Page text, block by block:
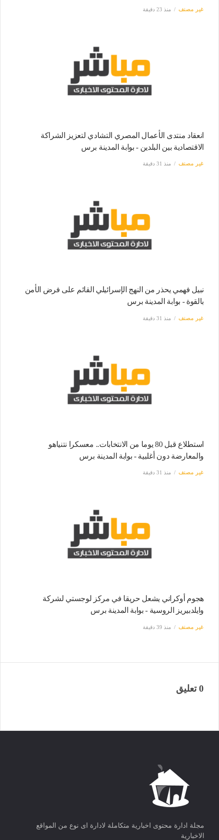
غير مصنف منذ 23 دقيقة
انعقاد منتدى الأعمال المصري التشادي لتعزيز الشراكة
الاقتصادية بين البلدين - بوابة المدينة برس
غير مصنف منذ 31 دقيقة
نبيل فهمي يحذر من النهج الإسرائيلي القائم على فرض الأمن
بالقوة - بوابة المدينة برس
غير مصنف منذ 31 دقيقة
استطلاع قبل 80 يوما من الانتخابات.. معسكرا نتنياهو
والمعارضة دون أغلبية - بوابة المدينة برس
غير مصنف منذ 31 دقيقة
هجوم أوكراني يشعل حريقا في مركز لوجستي لشركة
وايلدبيريز الروسية - بوابة المدينة برس
غير مصنف منذ 39 دقيقة
0 تعليق
مجلة ادارة محتوى اخبارية متكاملة لادارة اى نوع من المواقع
الاخبارية